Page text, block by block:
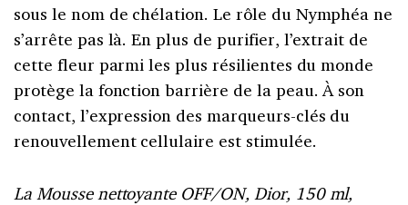
sous le nom de chélation. Le rôle du Nymphéa ne
s’arrête pas là. En plus de purifier, l’extrait de
cette fleur parmi les plus résilientes du monde
protège la fonction barrière de la peau. À son
contact, l’expression des marqueurs-clés du
renouvellement cellulaire est stimulée.
La Mousse nettoyante OFF/ON, Dior, 150 ml,